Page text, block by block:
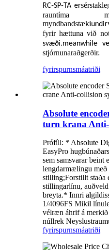
RC-SP-TA er
rauntíma
myndbandstækiundir
fyrir hættuna við
svæði.meanwhile
stjórnunaraðgerðir.
fyrirspurnsmáatriði
Absolute
turn krana
Prófíll: * Absolute
EasyPro
sem samsvarar beint
lengdarmælingu
stilling;Forstillt staða
stillingarlínu,
breyta.* Innri
1/4096FS Mikil
vélræn áhrif á
núllrek
fyrirspurnsmáatriði